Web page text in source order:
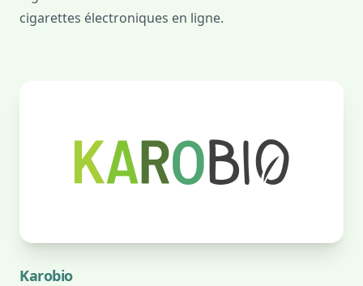
cigarettes électroniques en ligne.
Karobio